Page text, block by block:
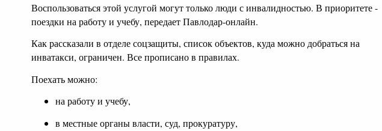
Воспользоваться этой услугой могут только люди с инвалидностью. В приоритете -
поездки на работу и учебу, передает Павлодар-онлайн.
Как рассказали в отделе соцзащиты, список объектов, куда можно добраться на
инватакси, ограничен. Все прописано в правилах.
Поехать можно:
на работу и учебу,
в местные органы власти, суд, прокуратуру,